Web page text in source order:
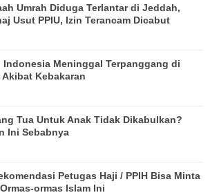
Umrah Diduga Terlantar di Jeddah,
Usut PPIU, Izin Terancam Dicabut
Indonesia Meninggal Terpanggang di
Akibat Kebakaran
Tua Untuk Anak Tidak Dikabulkan?
Ini Sebabnya
Petugas Haji / PPIH Bisa Minta
ormas Islam Ini